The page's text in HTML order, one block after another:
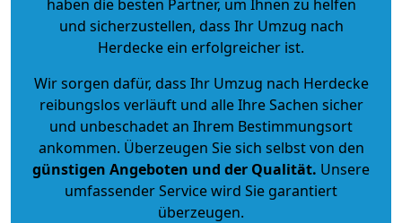
haben die besten Partner, um Ihnen zu helfen
und sicherzustellen, dass Ihr Umzug nach
Herdecke ein erfolgreicher ist.
Wir sorgen dafür, dass Ihr Umzug nach Herdecke
reibungslos verläuft und alle Ihre Sachen sicher
und unbeschadet an Ihrem Bestimmungsort
ankommen. Überzeugen Sie sich selbst von den
günstigen Angeboten und der Qualität. Unsere
umfassender Service wird Sie garantiert
überzeugen.